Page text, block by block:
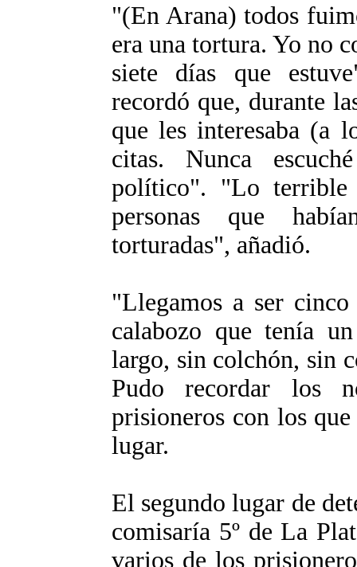
"(En Arana) todos
era una tortura. Yo no
siete días que
recordó que, durante
que les interesaba (a
citas. Nunca
político". "Lo terrible
personas que
torturadas", añadió.
"Llegamos a ser
calabozo que tenía
largo, sin colchón, sin
Pudo recordar los
prisioneros con los
lugar.
El segundo lugar de
comisaría 5º de La
varios de los